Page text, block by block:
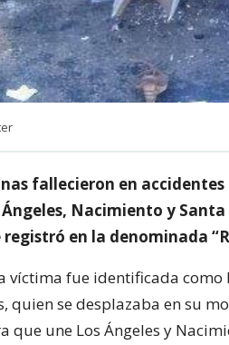
fallecieron en
Nacimiento y
registró en la denominada
víctima fue identificada como
quien se desplazaba en su
que une Los Ángeles y